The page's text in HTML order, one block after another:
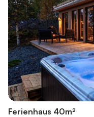
Ferienhaus 40m²